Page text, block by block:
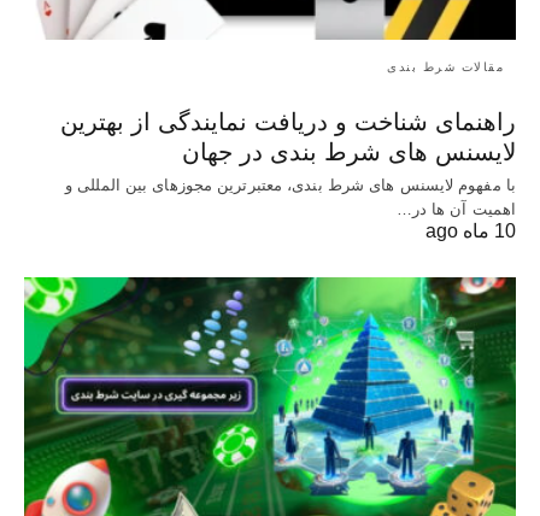
مقالات شرط بندی
راهنمای شناخت و دریافت نمایندگی از بهترین
لایسنس های شرط بندی در جهان
با مفهوم لایسنس های شرط بندی، معتبرترین مجوزهای بین‌ المللی و
اهمیت آن‌ ها در…
10 ماه ago